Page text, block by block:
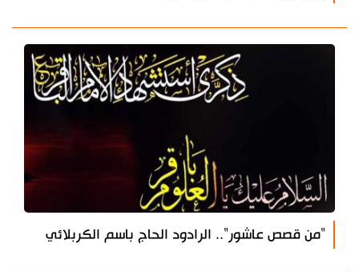
"من قصص عاشور".. الرادود الحاج باسم الكربلائي